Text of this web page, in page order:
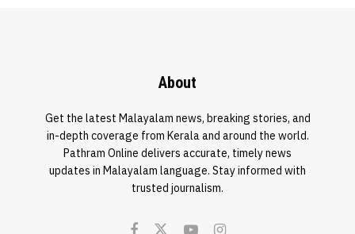
About
Get the latest Malayalam news, breaking stories, and
in-depth coverage from Kerala and around the world.
Pathram Online delivers accurate, timely news
updates in Malayalam language. Stay informed with
trusted journalism.